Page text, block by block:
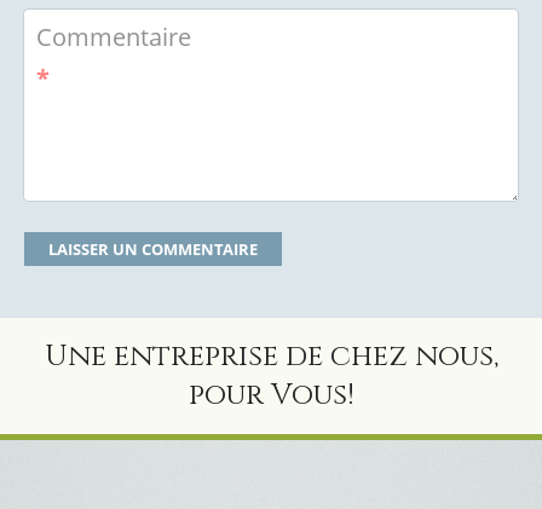
Commentaire
*
Une entreprise de chez nous,
pour Vous!